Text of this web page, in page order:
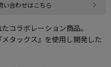
い合わせはこちら
コラボレーション商品。
タックス』を使用し開発した